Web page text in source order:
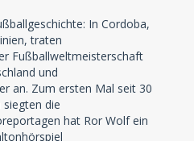
In Cordoba,
traten
Fußballweltmeisterschaft
und
an. Zum ersten Mal seit 30
siegten die
hat Ror Wolf ein